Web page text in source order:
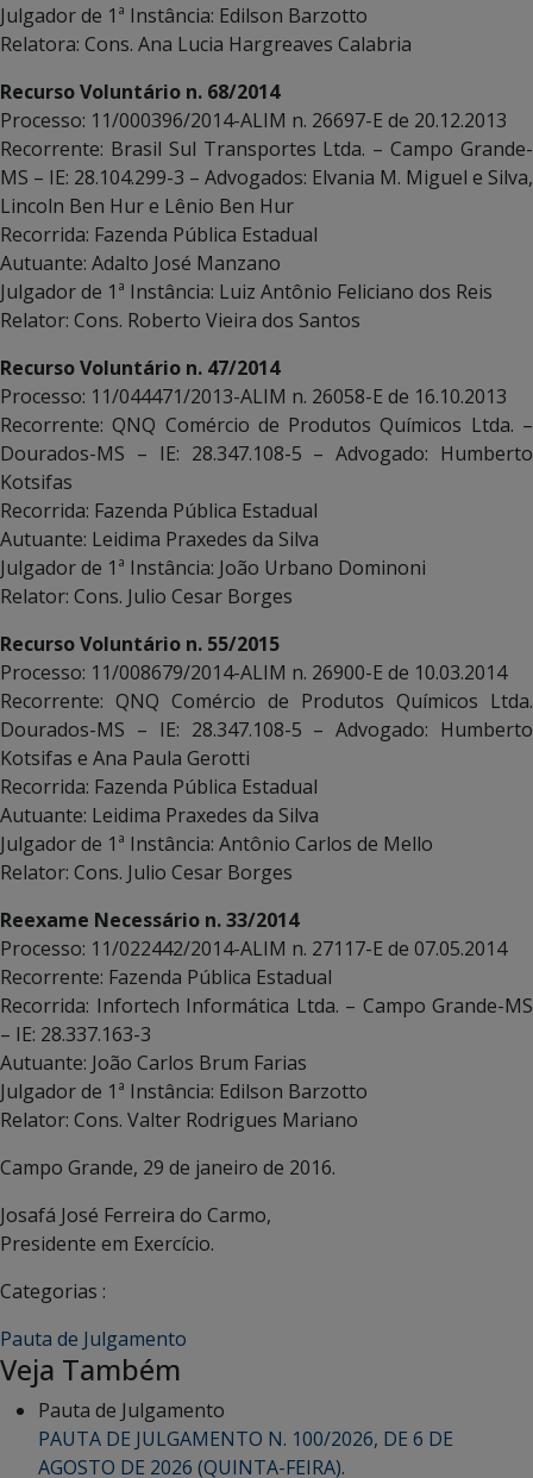
Julgador de 1ª Instância: Edilson Barzotto
Relatora: Cons. Ana Lucia Hargreaves Calabria
Recurso Voluntário n. 68/2014
Processo: 11/000396/2014-ALIM n. 26697-E de 20.12.2013
Recorrente: Brasil Sul Transportes Ltda. – Campo Grande-
MS – IE: 28.104.299-3 – Advogados: Elvania M. Miguel e Silva,
Lincoln Ben Hur e Lênio Ben Hur
Recorrida: Fazenda Pública Estadual
Autuante: Adalto José Manzano
Julgador de 1ª Instância: Luiz Antônio Feliciano dos Reis
Relator: Cons. Roberto Vieira dos Santos
Recurso Voluntário n. 47/2014
Processo: 11/044471/2013-ALIM n. 26058-E de 16.10.2013
Recorrente: QNQ Comércio de Produtos Químicos Ltda. –
Dourados-MS – IE: 28.347.108-5 – Advogado: Humberto
Kotsifas
Recorrida: Fazenda Pública Estadual
Autuante: Leidima Praxedes da Silva
Julgador de 1ª Instância: João Urbano Dominoni
Relator: Cons. Julio Cesar Borges
Recurso Voluntário n. 55/2015
Processo: 11/008679/2014-ALIM n. 26900-E de 10.03.2014
Recorrente: QNQ Comércio de Produtos Químicos Ltda.
Dourados-MS – IE: 28.347.108-5 – Advogado: Humberto
Kotsifas e Ana Paula Gerotti
Recorrida: Fazenda Pública Estadual
Autuante: Leidima Praxedes da Silva
Julgador de 1ª Instância: Antônio Carlos de Mello
Relator: Cons. Julio Cesar Borges
Reexame Necessário n. 33/2014
Processo: 11/022442/2014-ALIM n. 27117-E de 07.05.2014
Recorrente: Fazenda Pública Estadual
Recorrida: Infortech Informática Ltda. – Campo Grande-MS
– IE: 28.337.163-3
Autuante: João Carlos Brum Farias
Julgador de 1ª Instância: Edilson Barzotto
Relator: Cons. Valter Rodrigues Mariano
Campo Grande, 29 de janeiro de 2016.
Josafá José Ferreira do Carmo,
Presidente em Exercício.
Categorias :
Pauta de Julgamento
Veja Também
Pauta de Julgamento
PAUTA DE JULGAMENTO N. 100/2026, DE 6 DE
AGOSTO DE 2026 (QUINTA-FEIRA).